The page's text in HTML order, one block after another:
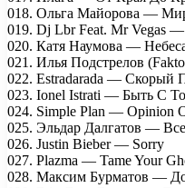
018. Ольга Майорова —
019. Dj Lbr Feat. Mr Vegas —
020. Катя Наумова —
021. Илья Подстрелов
022. Estradarada — Cкорый
023. Ionel Istrati — Быть С
024. Simple Plan — Opinion
025. Эльдар Далгатов —
026. Justin Bieber — Sorry
027. Plazma — Tame Your
028. Максим Бурматов —